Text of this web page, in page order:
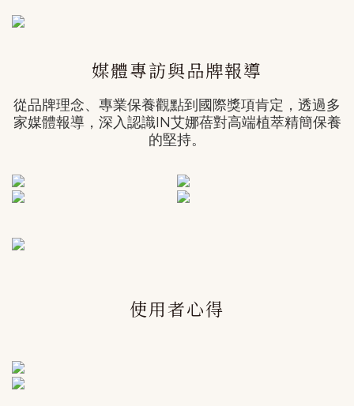
媒體專訪與品牌報導
從品牌理念、專業保養觀點到國際獎項肯定，透過多
家媒體報導，深入認識IN艾娜蓓對高端植萃精簡保養
的堅持。
使用者心得